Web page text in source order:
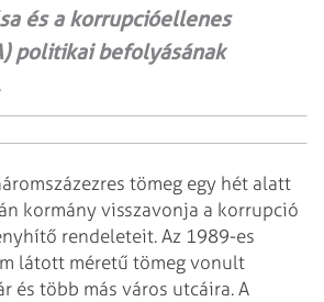
és a korrupcióellenes
politikai befolyásának
tömeg egy hét alatt
kormány visszavonja a korrupció
rendeleteit. Az 1989-es
látott méretű tömeg vonult
és több más város utcáira. A